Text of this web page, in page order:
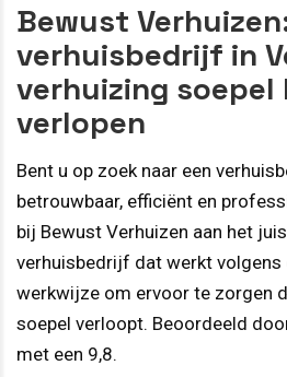
Bewust
verhuisbedrijf in
verhuizing soepel
verlopen
Bent u op zoek naar een
betrouwbaar, efficiënt en
bij Bewust Verhuizen aan het
verhuisbedrijf dat werkt volgens
werkwijze om ervoor te zorgen
soepel verloopt. Beoordeeld
met een 9,8.